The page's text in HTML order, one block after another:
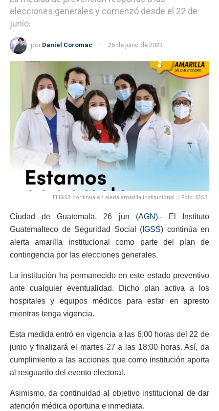
elecciones generales y comenzó desde el 22 de
junio.
por Daniel Coromac 26 de junio de 2023
El IGSS continúa en alerta amarilla institucional. / Foto: IGSS.
Ciudad de Guatemala, 26 jun (AGN).- El Instituto
Guatemalteco de Seguridad Social ( IGSS) continúa en
alerta amarilla institucional como parte del plan de
contingencia por las elecciones generales.
La institución ha permanecido en este estado preventivo
ante cualquier eventualidad. Dicho plan activa a los
hospitales y equipos médicos para estar en apresto
mientras tenga vigencia.
Esta medida entró en vigencia a las 6:00 horas del 22 de
junio y finalizará el martes 27 a las 18:00 horas. Así, da
cumplimiento a las acciones que como institución aporta
al resguardo del evento electoral.
Asimismo, da continuidad al objetivo institucional de dar
atención médica oportuna e inmediata.